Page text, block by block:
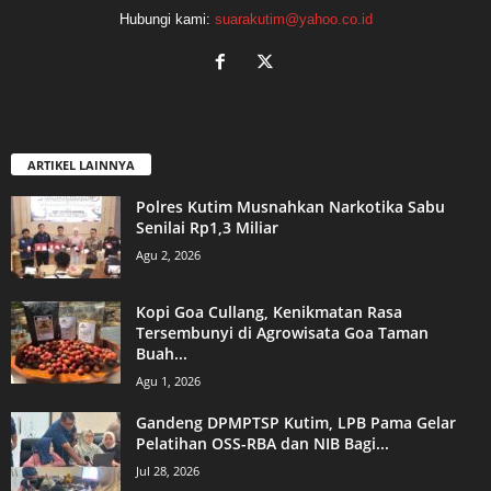
Hubungi kami: suarakutim@yahoo.co.id
ARTIKEL LAINNYA
Polres Kutim Musnahkan Narkotika Sabu
Senilai Rp1,3 Miliar
Agu 2, 2026
Kopi Goa Cullang, Kenikmatan Rasa
Tersembunyi di Agrowisata Goa Taman
Buah...
Agu 1, 2026
Gandeng DPMPTSP Kutim, LPB Pama Gelar
Pelatihan OSS-RBA dan NIB Bagi...
Jul 28, 2026